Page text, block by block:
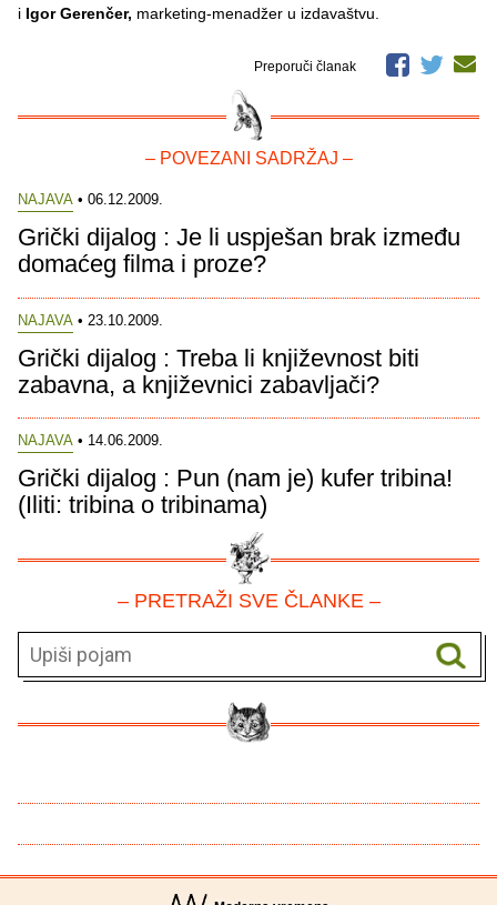
i Igor Gerenčer, marketing-menadžer u izdavaštvu.
Preporuči članak
– POVEZANI SADRŽAJ –
NAJAVA • 06.12.2009.
Grički dijalog : Je li uspješan brak između
domaćeg filma i proze?
NAJAVA • 23.10.2009.
Grički dijalog : Treba li književnost biti
zabavna, a književnici zabavljači?
NAJAVA • 14.06.2009.
Grički dijalog : Pun (nam je) kufer tribina!
(Iliti: tribina o tribinama)
– PRETRAŽI SVE ČLANKE –